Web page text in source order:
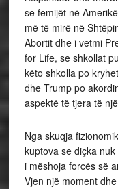
se femijët në
më të mirë në
Abortit dhe i vetmi
for Life, se shkollat
këto shkolla po
dhe Trump po
aspektë të tjera të
Nga skuqja
kuptova se diçka
i mëshoja forcës së
Vjen një moment